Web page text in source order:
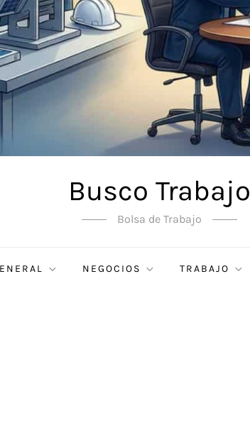
Busco Trabajo
Bolsa de Trabajo
NEGOCIOS TRABAJO